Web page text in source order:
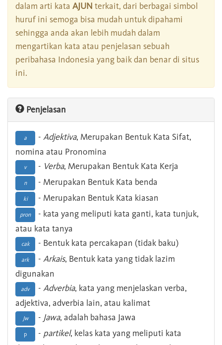
dalam arti kata AJUN terkait, dari berbagai simbol
huruf ini semoga bisa mudah untuk dipahami
sehingga anda akan lebih mudah dalam
mengartikan kata atau penjelasan sebuah
peribahasa Indonesia yang baik dan benar di situs
ini.
Penjelasan
a - Adjektiva, Merupakan Bentuk Kata Sifat,
nomina atau Pronomina
v - Verba, Merupakan Bentuk Kata Kerja
n - Merupakan Bentuk Kata benda
ki - Merupakan Bentuk Kata kiasan
pron
- kata yang meliputi kata ganti, kata tunjuk,
atau kata tanya
cak - Bentuk kata percakapan (tidak baku)
ark - Arkais, Bentuk kata yang tidak lazim
digunakan
adv - Adverbia, kata yang menjelaskan verba,
adjektiva, adverbia lain, atau kalimat
Jw - Jawa, adalah bahasa Jawa
p - partikel, kelas kata yang meliputi kata